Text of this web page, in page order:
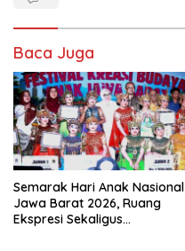
Baca Juga
Semarak Hari Anak Nasional
Jawa Barat 2026, Ruang
Ekspresi Sekaligus